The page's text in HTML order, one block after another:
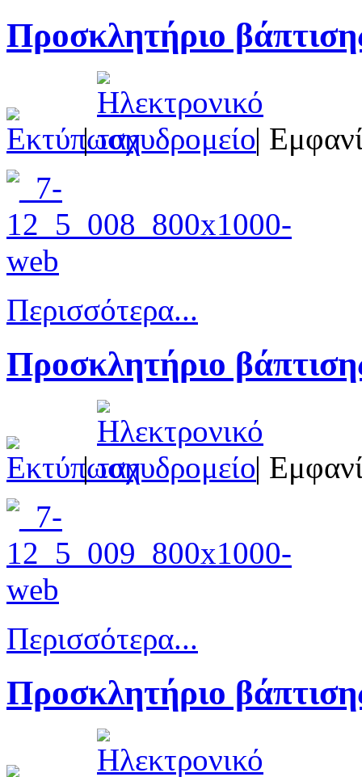
Προσκλητήριο
| |
Περισσότερα...
Προσκλητήριο
| |
Περισσότερα...
Προσκλητήριο